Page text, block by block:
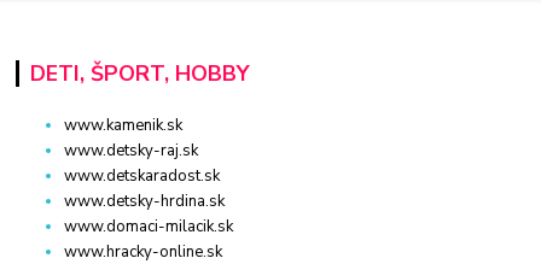
DETI, ŠPORT, HOBBY
www.kamenik.sk
www.detsky-raj.sk
www.detskaradost.sk
www.detsky-hrdina.sk
www.domaci-milacik.sk
www.hracky-online.sk